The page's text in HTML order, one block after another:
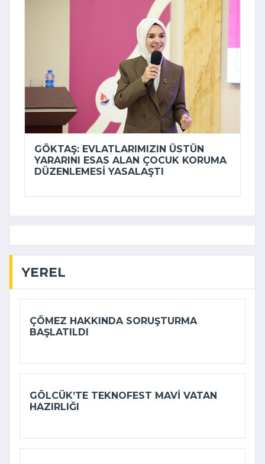
GÖKTAŞ: EVLATLARIMIZIN ÜSTÜN
YARARINI ESAS ALAN ÇOCUK KORUMA
DÜZENLEMESI YASALAŞTI
YEREL
ÇÖMEZ HAKKINDA SORUŞTURMA
BAŞLATILDI
GÖLCÜK’TE TEKNOFEST MAVI VATAN
HAZIRLIĞI